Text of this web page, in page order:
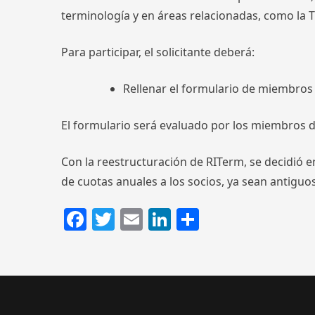
terminología y en áreas relacionadas, como la
Para participar, el solicitante deberá:
Rellenar el formulario de miembros
El formulario será evaluado por los miembros
Con la reestructuración de RITerm, se decidió
de cuotas anuales a los socios, ya sean
Facebook
Twitter
EmailLinkedIn